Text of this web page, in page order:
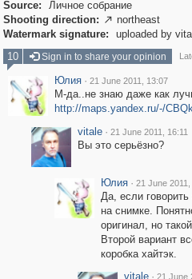
Source:
Личное собрание
Shooting direction:  northeast
Watermark signature:
uploaded by
10
Sign in to share your opinion
Юлия · 21 June 2011, 13:07
М-да..не знаю даже как
http://maps.yandex.ru/-/
vitale · 21 June 2011, 16:11
Вы это серьёзно?
Юлия · 21 June
Да, если
на снимке.
оригинал, но
Второй вариант
коробка хайтэк.
vitale · 21 June